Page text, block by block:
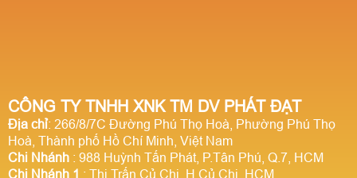
CÔNG TY TNHH XNK TM DV PHÁT ĐẠT
Địa chỉ: 266/8/7C Đường Phú Thọ Hoà, Phường Phú Thọ
Hoà, Thành phố Hồ Chí Minh, Việt Nam
Chi Nhánh : 988 Huỳnh Tấn Phát, P.Tân Phú, Q.7, HCM
Chi Nhánh 1 : Thị Trấn Củ Chi, H.Củ Chi, HCM